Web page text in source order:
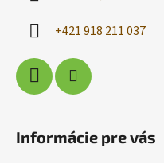
+421 918 211 037
Informácie pre vás